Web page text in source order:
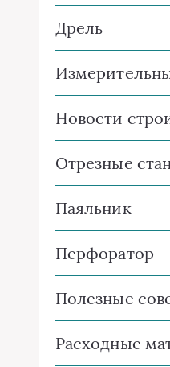
Дрель
Новости
Отрезные
Паяльник
Перфоратор
Полезные
Расходные